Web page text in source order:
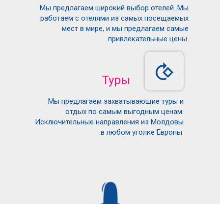
Мы предлагаем широкий выбор отелей. Мы
работаем с отелями из самых посещаемых
мест в мире, и мы предлагаем самые
привлекательные цены.
Туры
Мы предлагаем захватывающие туры и
отдых по самым выгодным ценам.
Исключительные направления из Молдовы
в любом уголке Европы.